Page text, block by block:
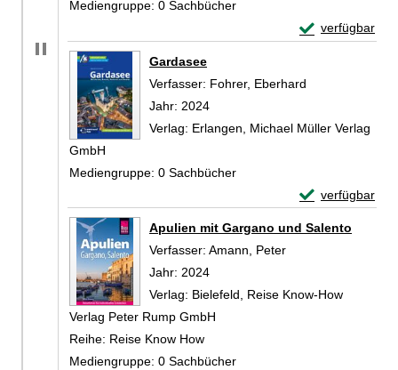
Mediengruppe: 0 Sachbücher
verfügbar
Exemplar-
Gardasee
Verfasser: Fohrer, Eberhard
Jahr: 2024
Verlag: Erlangen, Michael Müller Verlag
GmbH
Mediengruppe: 0 Sachbücher
verfügbar
Exemplar-
Apulien mit Gargano und Salento
Verfasser: Amann, Peter
Jahr: 2024
Verlag: Bielefeld, Reise Know-How
Verlag Peter Rump GmbH
Reihe: Reise Know How
Mediengruppe: 0 Sachbücher